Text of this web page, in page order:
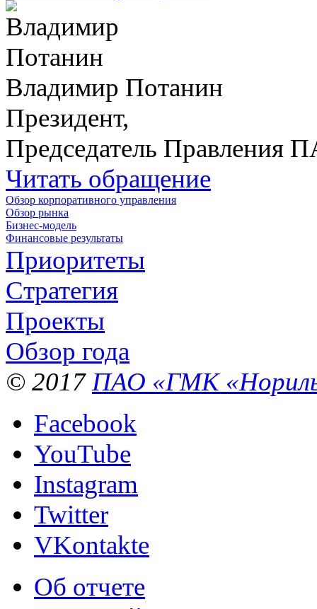
Владимир Потанин
Президент,
Председатель Правления
Читать обращение
Обзор корпоративного управления
Обзор рынка
Бизнес-модель
Финансовые результаты
Приоритеты
Стратегия
Проекты
Обзор года
© 2017 ПАО «ГМК
Facebook
YouTube
Instagram
Twitter
VKontakte
Об отчете